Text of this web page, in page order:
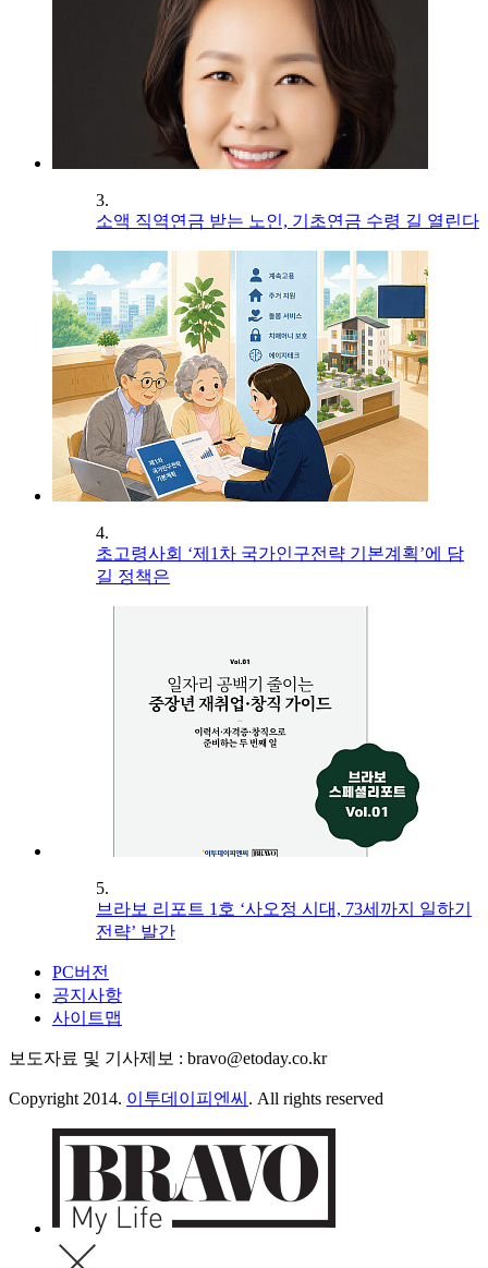
3.
소액 직역연금 받는 노인, 기초연금 수령 길 열린다
4.
초고령사회 ‘제1차 국가인구전략 기본계획’에 담
길 정책은
5.
브라보 리포트 1호 ‘사오정 시대, 73세까지 일하기
전략’ 발간
PC버전
공지사항
사이트맵
보도자료 및 기사제보 : bravo@etoday.co.kr
Copyright 2014. 이투데이피엔씨 . All rights reserved